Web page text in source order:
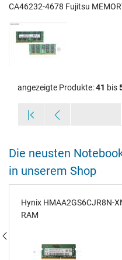
CA46232-4678 Fujitsu
angezeigte Produkte:41 bis
Die neusten
in unserem Shop
Hynix HMAA2GS6CJR8N-
RAM